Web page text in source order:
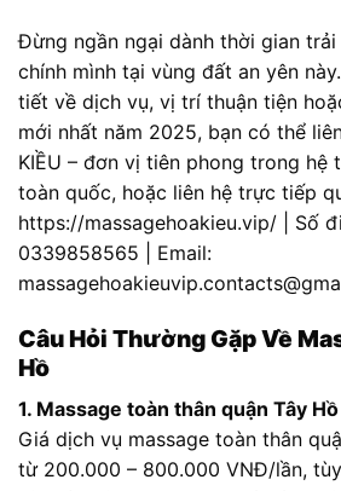
Đừng ngần ngại dành thời gian
chính mình tại vùng đất an yên
tiết về dịch vụ, vị trí thuận tiện
mới nhất năm 2025, bạn có thể
KIỀU – đơn vị tiên phong trong hệ
toàn quốc, hoặc liên hệ trực tiếp
https://massagehoakieu.vip/ | Số
0339858565 | Email:
Câu Hỏi Thường Gặp Về
Hồ
1. Massage toàn thân quận Tây
Giá dịch vụ massage toàn thân
từ 200.000 – 800.000 VNĐ/lần,